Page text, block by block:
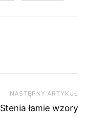
NASTĘPNY ARTYKUŁ
Stenia łamie wzory